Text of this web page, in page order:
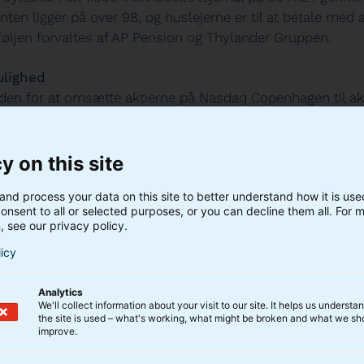
ligger på over 98, og huslejerne er til at betale med
forvaltes af AP Pension og Thylander Gruppen.
for at omsætte aktierne på Nasdaq Copenhagen til
modellen en tilbagekøbsaftale, så investorerne
deres aktier, hvis der ikke er købere på det brede
giver investorerne tryghed for, at de kan sælge deres
A/S, uanset om det bagvedliggende aktiv –
mandag
A/S har første handelsdag på Nasdaq Copenhagen
har ISIN-kode DK0061797461.
on this site
process your data on this site to better understand how it is
to all or selected purposes, or you can decline them all. For
see our privacy policy.
Analytics
We'll collect information about your visit to our site. It helps us
the site is used – what's working, what might be broken and what we
improve.